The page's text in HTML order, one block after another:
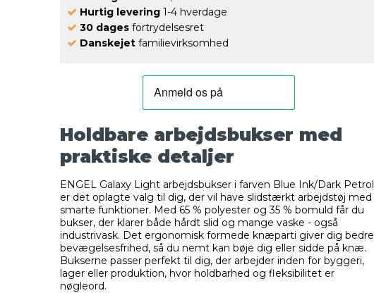
Hurtig levering 1-4 hverdage
30 dages fortrydelsesret
Danskejet familievirksomhed
Holdbare arbejdsbukser med
praktiske detaljer
ENGEL Galaxy Light arbejdsbukser i farven Blue Ink/Dark Petrol
er det oplagte valg til dig, der vil have slidstærkt arbejdstøj med
smarte funktioner. Med 65 % polyester og 35 % bomuld får du
bukser, der klarer både hårdt slid og mange vaske - også
industrivask. Det ergonomisk formede knæparti giver dig bedre
bevægelsesfrihed, så du nemt kan bøje dig eller sidde på knæ.
Bukserne passer perfekt til dig, der arbejder inden for byggeri,
lager eller produktion, hvor holdbarhed og fleksibilitet er
nøgleord.